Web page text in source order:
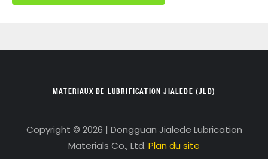
MATÉRIAUX DE LUBRIFICATION JIALEDE (JLD)
Copyright © 2026 | Dongguan Jialede Lubrication
Materials Co., Ltd. Plan du site